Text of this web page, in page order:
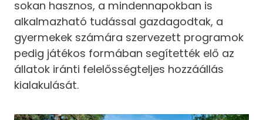
sokan hasznos, a mindennapokban is
alkalmazható tudással gazdagodtak, a
gyermekek számára szervezett programok
pedig játékos formában segítették elő az
állatok iránti felelősségteljes hozzáállás
kialakulását.